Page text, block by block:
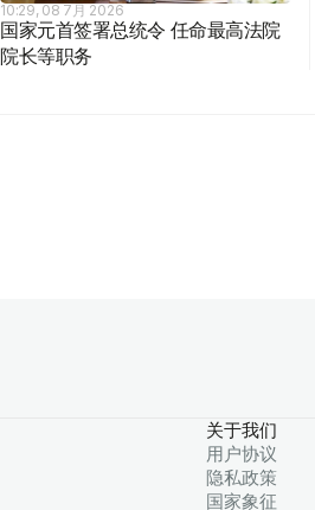
10:29, 08 7月 2026
国家元首签署总统令 任命最高法院
院长等职务
关于我们
用户协议
隐私政策
国家象征